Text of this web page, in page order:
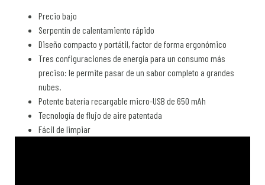
Precio bajo
Serpentín de calentamiento rápido
Diseño compacto y portátil, factor de forma ergonómico
Tres configuraciones de energía para un consumo más
preciso: le permite pasar de un sabor completo a grandes
nubes.
Potente batería recargable micro-USB de 650 mAh
Tecnología de flujo de aire patentada
Fácil de limpiar